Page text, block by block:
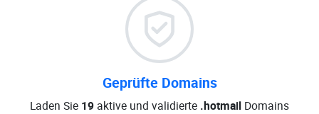
Geprüfte Domains
Laden Sie 19 aktive und validierte .hotmail Domains